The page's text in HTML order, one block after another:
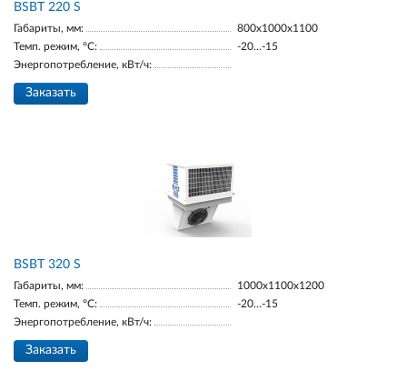
BSBT 220 S
Габариты, мм:
800х1000х1100
Темп. режим, °С:
-20…-15
Энергопотребление, кВт/ч:
Заказать
BSBT 320 S
Габариты, мм:
1000х1100х1200
Темп. режим, °С:
-20…-15
Энергопотребление, кВт/ч:
Заказать